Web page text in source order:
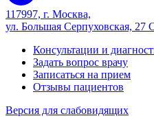
117997, г. Москва,
ул. Большая Серпуховская, 27
Консультации и
Задать вопрос врачу
Записаться на прием
Отзывы пациентов
Версия для слабовидящих